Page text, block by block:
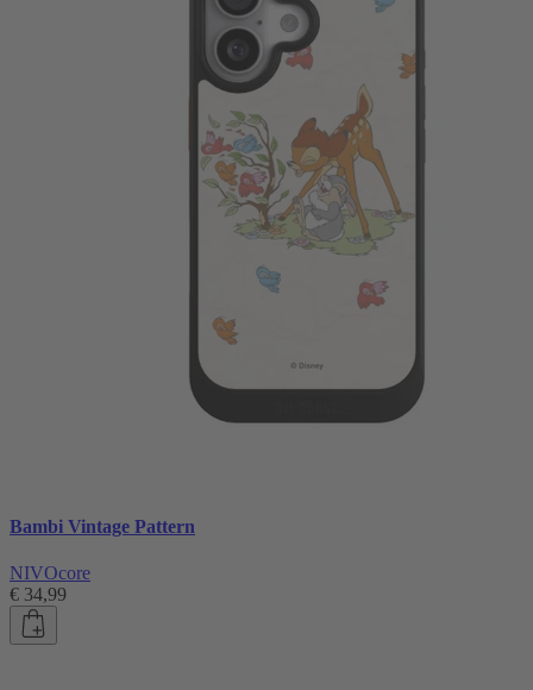
Bambi Vintage Pattern
NIVOcore
€ 34,99